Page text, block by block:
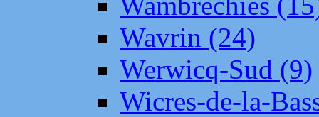
Wavrin (24)
Werwicq-Sud (9)
Wicres-de-la-